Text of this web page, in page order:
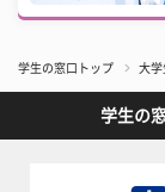
学生の窓口トップ 大学
学生の